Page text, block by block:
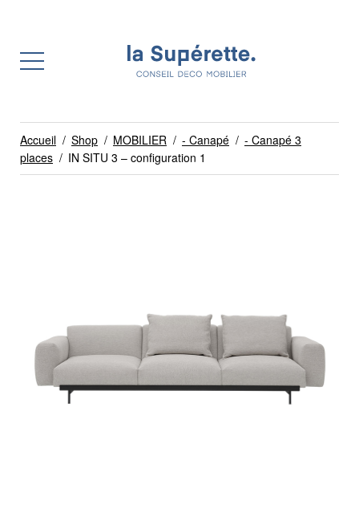
Accueil / Shop / MOBILIER / - Canapé / - Canapé 3
places / IN SITU 3 – configuration 1